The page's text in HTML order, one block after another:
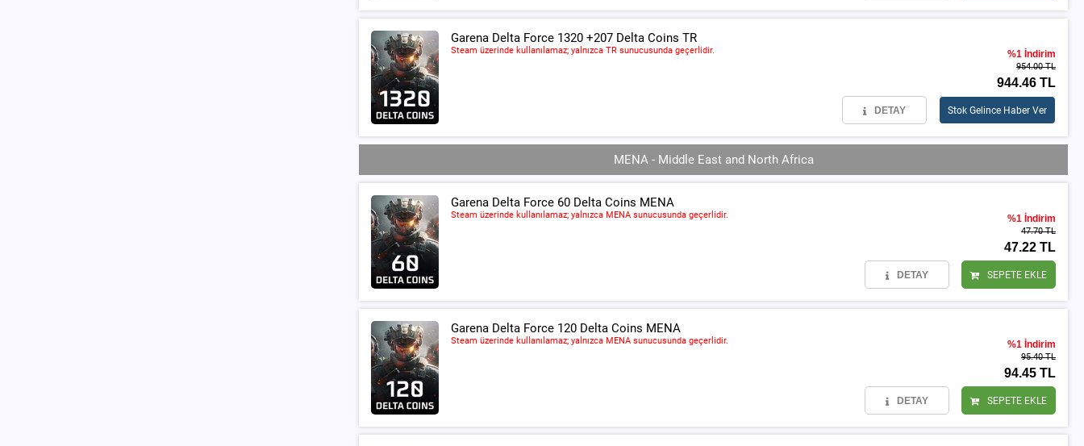
Garena Delta Force 1320 +207 Delta Coins TR
Steam üzerinde kullanılamaz; yalnızca TR sunucusunda geçerlidir. %1 İndirim
954.00 TL
944.46 TL
DETAY Stok Gelince Haber Ver
MENA - Middle East and North Africa
Garena Delta Force 60 Delta Coins MENA
Steam üzerinde kullanılamaz; yalnızca MENA sunucusunda geçerlidir. %1 İndirim
47.70 TL
47.22 TL
DETAY SEPETE EKLE
Garena Delta Force 120 Delta Coins MENA
Steam üzerinde kullanılamaz; yalnızca MENA sunucusunda geçerlidir. %1 İndirim
95.40 TL
94.45 TL
DETAY SEPETE EKLE